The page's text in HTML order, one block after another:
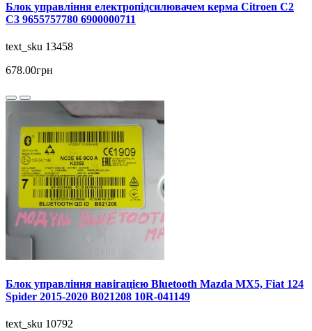
Блок управління електропідсилювачем керма Citroen C2
C3 9655757780 6900000711
text_sku 13458
678.00грн
Блок управління навігацією Bluetooth Mazda MX5, Fiat 124
Spider 2015-2020 B021208 10R-041149
text_sku 10792